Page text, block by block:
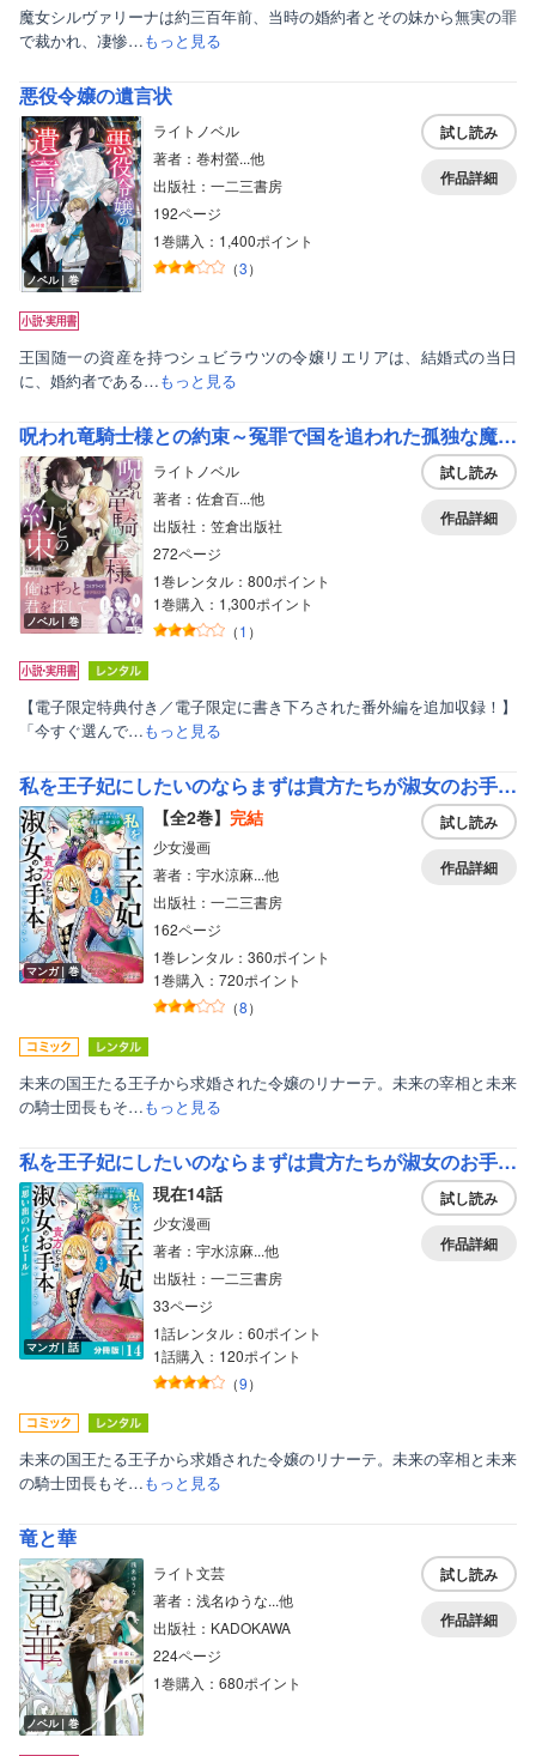
魔女シルヴァリーナは約三百年前、当時の婚約者とその妹から無実の罪
で裁かれ、凄惨…もっと見る
悪役令嬢の遺言状
ノベル｜巻
ライトノベル
著者：巻村螢...他
出版社：一二三書房
192ページ
1巻購入：1,400ポイント
（3）
試し読み
作品詳細
王国随一の資産を持つシュビラウツの令嬢リエリアは、結婚式の当日
に、婚約者である…もっと見る
呪われ竜騎士様との約束～冤罪で国を追われた孤独な魔術師は隣国で溺愛される～【電子限定特典付き】
ノベル｜巻
ライトノベル
著者：佐倉百...他
出版社：笠倉出版社
272ページ
1巻レンタル：800ポイント
1巻購入：1,300ポイント
（1 ）
試し読み
作品詳細
【電子限定特典付き／電子限定に書き下ろされた番外編を追加収録！】
「今すぐ選んで…もっと見る
私を王子妃にしたいのならまずは貴方たちが淑女のお手本になってください
マンガ｜巻
【全2巻】 完結
少女漫画
著者：宇水涼麻...他
出版社：一二三書房
162ページ
1巻レンタル：360ポイント
1巻購入：720ポイント
（8）
試し読み
作品詳細
未来の国王たる王子から求婚された令嬢のリナーテ。未来の宰相と未来
の騎士団長もそ…もっと見る
私を王子妃にしたいのならまずは貴方たちが淑女のお手本になってください【分冊版】 （ラワーレコミックス）
マンガ｜話
現在14話
少女漫画
著者：宇水涼麻...他
出版社：一二三書房
33ページ
1話レンタル：60ポイント
1話購入：120ポイント
（9）
試し読み
作品詳細
未来の国王たる王子から求婚された令嬢のリナーテ。未来の宰相と未来
の騎士団長もそ…もっと見る
竜と華
ノベル｜巻
ライト文芸
著者：浅名ゆうな...他
出版社：KADOKAWA
224ページ
1巻購入：680ポイント
試し読み
作品詳細